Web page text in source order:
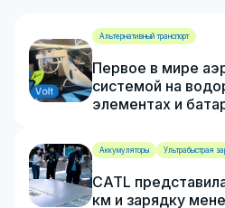
Альтернативный транспорт
Первое в мире
системой на
элементах и
Аккумуляторы Ультрабыстрая
CATL
км и зарядку